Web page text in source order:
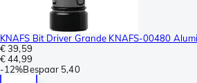
KNAFS Bit Driver Grande KNAFS-00480
€ 39,59
€ 44,99
-12%Bespaar 5,40